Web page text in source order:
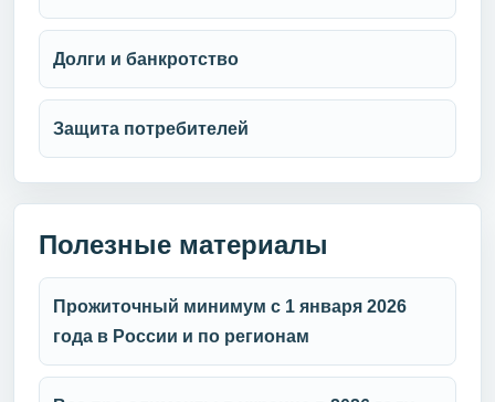
Долги и банкротство
Защита потребителей
Полезные материалы
Прожиточный минимум с 1 января 2026
года в России и по регионам